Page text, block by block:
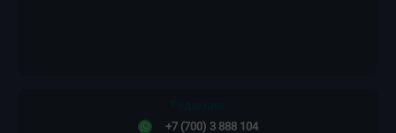
+7 (700) 3 888 104